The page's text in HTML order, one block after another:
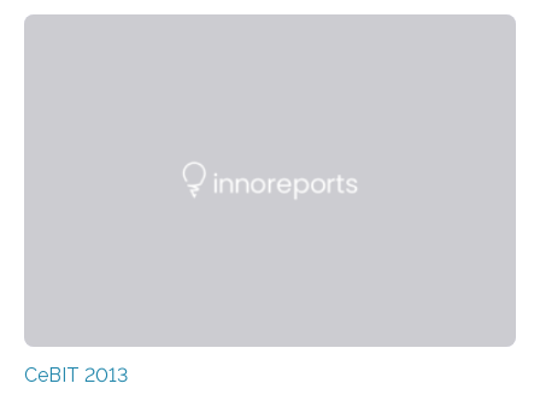
CeBIT 2013